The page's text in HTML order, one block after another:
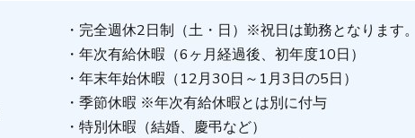
・完全週休2日制（土・日）※祝日は勤務となります。
・年次有給休暇（6ヶ月経過後、初年度10日）
・年末年始休暇（12月30日～1月3日の5日）
・季節休暇 ※年次有給休暇とは別に付与
・特別休暇（結婚、慶弔など）